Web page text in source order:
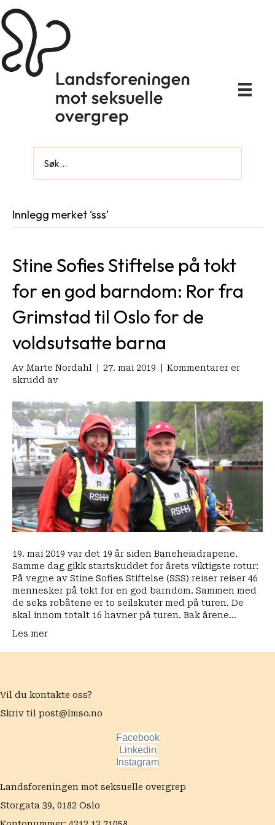
Innlegg merket ‘sss’
Stine Sofies Stiftelse på tokt
for en god barndom: Ror fra
Grimstad til Oslo for de
voldsutsatte barna
Av Marte Nordahl 27. mai 2019
Kommentarer er
skrudd avfor
Sofies
Stiftelse
på
tokt
for
en
god
barndom:
Ror
fra
Grimstad
Oslo
for
de
voldsutsatte
barna
19. mai 2019 var det 19 år siden Baneheiadrapene.
Samme dag gikk startskuddet for årets viktigste rotur:
På vegne av Stine Sofies Stiftelse (SSS) reiser reiser 46
mennesker på tokt for en god barndom. Sammen med
de seks robåtene er to seilskuter med på turen. De
skal innom totalt 16 havner på turen. Bak årene…
Les mer
Vil du kontakte oss?
Skriv til post@lmso.no
Facebook
Linkedin
Instagram
Landsforeningen mot seksuelle overgrep
Storgata 39, 0182 Oslo